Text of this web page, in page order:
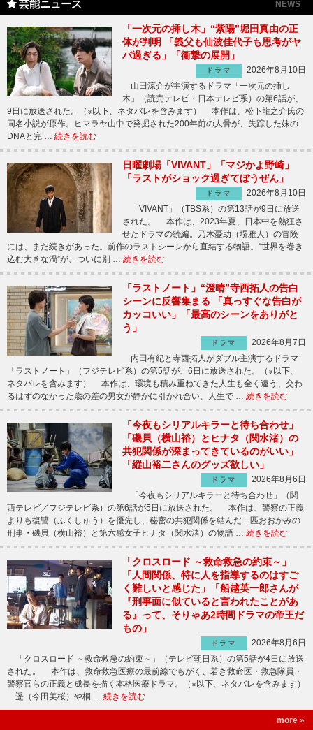
芸能ニュース NEWS
「一次元の挿し木」“紫陽”堀田真由の正
体が判明 「義父も仙波佳代子も思考がヤ
バ過ぎる」「衝撃の展開」
ドラマ
2026年8月10日
山田涼介が主演するドラマ「一次元の挿し
木」（読売テレビ・日本テレビ系）の第6話が、
9日に放送された。（※以下、ネタバレを含みます） 本作は、松下龍之介氏の
同名小説が原作。ヒマラヤ山中で発掘された200年前の人骨が、失踪した妹の
DNAと完 … 続きを読む
日曜劇場「VIVANT」「マジかよ野崎」
「ラストがショック過ぎてぼうぜん」
ドラマ
2026年8月10日
「VIVANT」（TBS系）の第13話が9日に放送
された。 本作は、2023年夏、日本中を熱狂さ
せたドラマの続編。乃木憂助（堺雅人）の冒険
には、まだ続きがあった。前作のラストシーンから直結する物語。“世界を巻き
込む大きな渦”が、ついに別 … 続きを読む
「ラストノート」“澄晴”寺西拓人の告白
シーンに反響集まる 「真っすぐな告白が
カッコいい」「最高のシーンをありがと
う」
ドラマ
2026年8月7日
内田有紀と寺西拓人がダブル主演するドラマ
「ラストノート」（フジテレビ系）の第5話が、6日に放送された。（※以下、
ネタバレを含みます） 本作は、環境も積み重ねてきた人生も全く違う、交わ
るはずのなかった歳の差の男女が静かに引かれ合い、人生で … 続きを読む
「今夜もシリアルキラーと待ち合わせ」
「磯貝（横山裕）とヒナタ（関水渚）の
共犯関係が深まってきているのがいい」
「縦山裕二さんのグッズ欲しい」
ドラマ
2026年8月6日
「今夜もシリアルキラーと待ち合わせ」（関
西テレビ／フジテレビ系）の第6話が5日に放送された。 本作は、警察の正義
よりも復讐（ふくしゅう）を優先し、秘密の共犯関係を結んだ一匹おおかみの
刑事・磯貝（横山裕）と第六感女子ヒナタ（関水渚）の物語 … 続きを読む
「クロスロード ～救命救急の約束～」
「人間関係、特に人を指導するのはすご
く難しいと感じた」「船越英一郎さんが
『刑事面に似ていると言われたことがあ
る』って、そりゃあ2時間ドラマの帝王だ
もの」
ドラマ
2026年8月6日
「クロスロード ～救命救急の約束～」（テレビ朝日系）の第5話が4日に放送
された。 本作は、救命救急医療の最前線でもがく、若き救命医・救急隊員・
警察官らの正義と成長を描く本格医療ドラマ。（※以下、ネタバレを含みます）
遥（今田美桜）や桐 … 続きを読む
more »